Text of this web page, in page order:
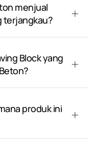
menjual
terjangkau?
Block yang
produk ini